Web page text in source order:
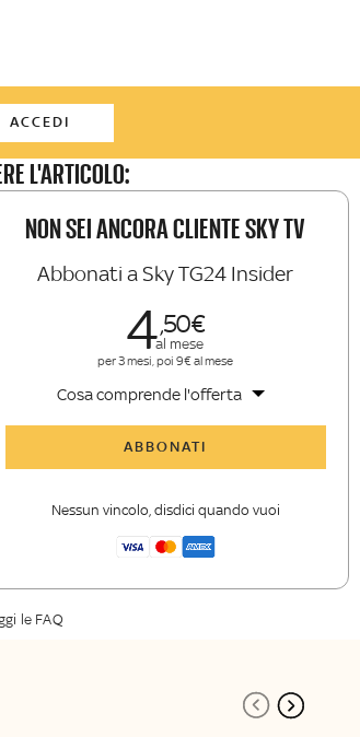
ACCEDI
L'ARTICOLO:
NON SEI ANCORA CLIENTE SKY TV
Abbonati a Sky TG24 Insider
450
al mese
per 3 mesi, poi 9€ al mese
Cosa comprende l'offerta
ABBONATI
Nessun vincolo, disdici quando vuoi
le FAQ